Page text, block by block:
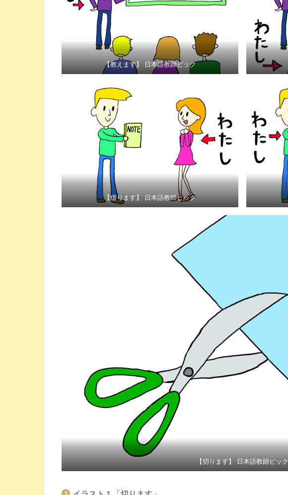
【教えます】 日本語教師ピック
【借ります】 日本語教師ピック
【切ります】 日本語教師ピック